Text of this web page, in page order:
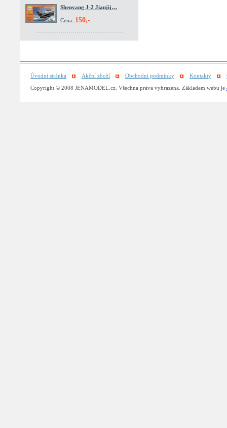
Shenyang J-2 Jianjij…
Cena: 150,-
Úvodní stránka Akční zboží Obchodní podmínky Kontakty
Copyright © 2008 JENAMODEL.cz. Všechna práva vyhrazena. Základem webu je